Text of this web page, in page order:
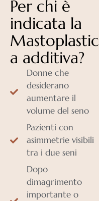
Per chi è
indicata la
Mastoplastic
a additiva?
Donne che
desiderano
aumentare il
volume del seno
Pazienti con
asimmetrie visibili
tra i due seni
Dopo
dimagrimento
importante o